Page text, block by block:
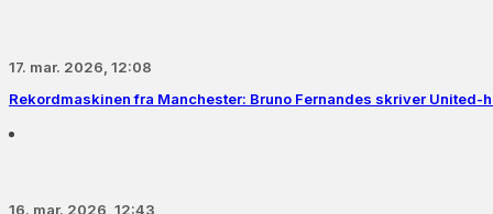
17. mar. 2026, 12:08
Rekordmaskinen fra Manchester: Bruno Fernandes skriver United-
16. mar. 2026, 12:43